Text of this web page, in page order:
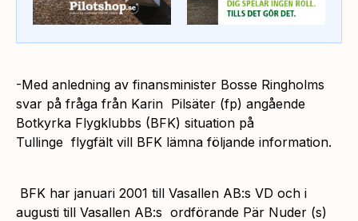
-Med anledning av finansminister Bosse Ringholms
svar på fråga från Karin Pilsäter (fp) angående
Botkyrka Flygklubbs (BFK) situation på
Tullinge flygfält vill BFK lämna följande information.
BFK har januari 2001 till Vasallen AB:s VD och i
augusti till Vasallen AB:s ordförande Pär Nuder (s)